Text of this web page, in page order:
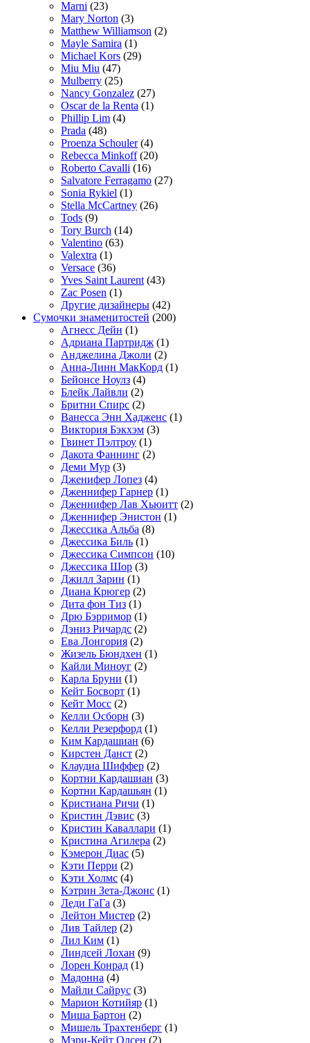
Marni (23)
Mary Norton (3)
Matthew Williamson (2)
Mayle Samira (1)
Michael Kors (29)
Miu Miu (47)
Mulberry (25)
Nancy Gonzalez (27)
Oscar de la Renta (1)
Phillip Lim (4)
Prada (48)
Proenza Schouler(4)
Rebecca Minkoff(20)
Roberto Cavalli (16)
Salvatore Ferragamo (27)
Sonia Rykiel (1)
Stella McCartney (26)
Tods (9)
Tory Burch (14)
Valentino (63)
Valextra (1)
Versace (36)
Yves Saint Laurent (43)
Zac Posen (1)
Другие дизайнеры (42)
Сумочки знаменитостей (200)
Агнесс Дейн (1)
Адриана Партридж (1)
Анджелина Джоли (2)
Анна-Линн МакКорд (1)
Бейонсе Ноулз (4)
Блейк Лайвли (2)
Бритни Спирс (2)
Ванесса Энн Хадженс (1)
Виктория Бэкхэм (3)
Гвинет Пэлтроу (1)
Дакота Фаннинг (2)
Деми Мур (3)
Дженифер Лопез (4)
Дженнифер Гарнер (1)
Дженнифер Лав Хьюитт (2)
Дженнифер Энистон (1)
Джессика Альба (8)
Джессика Биль (1)
Джессика Симпсон (10)
Джессика Шор (3)
Джилл Зарин (1)
Диана Крюгер (2)
Дита фон Тиз (1)
Дрю Бэрримор (1)
Дэниз Ричардс (2)
Ева Лонгория (2)
Жизель Бюндхен (1)
Кайли Миноуг (2)
Карла Бруни (1)
Кейт Босворт (1)
Кейт Мосс (2)
Келли Осборн (3)
Келли Резерфорд (1)
Ким Кардашиан (6)
Кирстен Данст (2)
Клаудиа Шиффер (2)
Кортни Кардашиан (3)
Кортни Кардашьян (1)
Кристиана Ричи (1)
Кристин Дэвис (3)
Кристин Каваллари (1)
Кристина Агилера (2)
Кэмерон Диас (5)
Кэти Перри (2)
Кэти Холмс (4)
Кэтрин Зета-Джонс (1)
Леди ГаГа (3)
Лейтон Мистер (2)
Лив Тайлер (2)
Лил Ким (1)
Линдсей Лохан (9)
Лорен Конрад (1)
Мадонна (4)
Майли Сайрус (3)
Марион Котийяр (1)
Миша Бартон (2)
Мишель Трахтенберг (1)
Мэри-Кейт Олсен (2)